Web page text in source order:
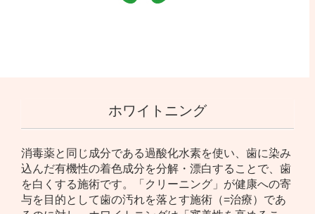
ホワイトニング
消毒薬と同じ成分である過酸化水素を使い、歯に染み
込んだ有機性の着色成分を分解・漂白することで、歯
を白くする施術です。「クリーニング」が健康への寄
与を目的として歯の汚れを落とす施術（=治療）であ